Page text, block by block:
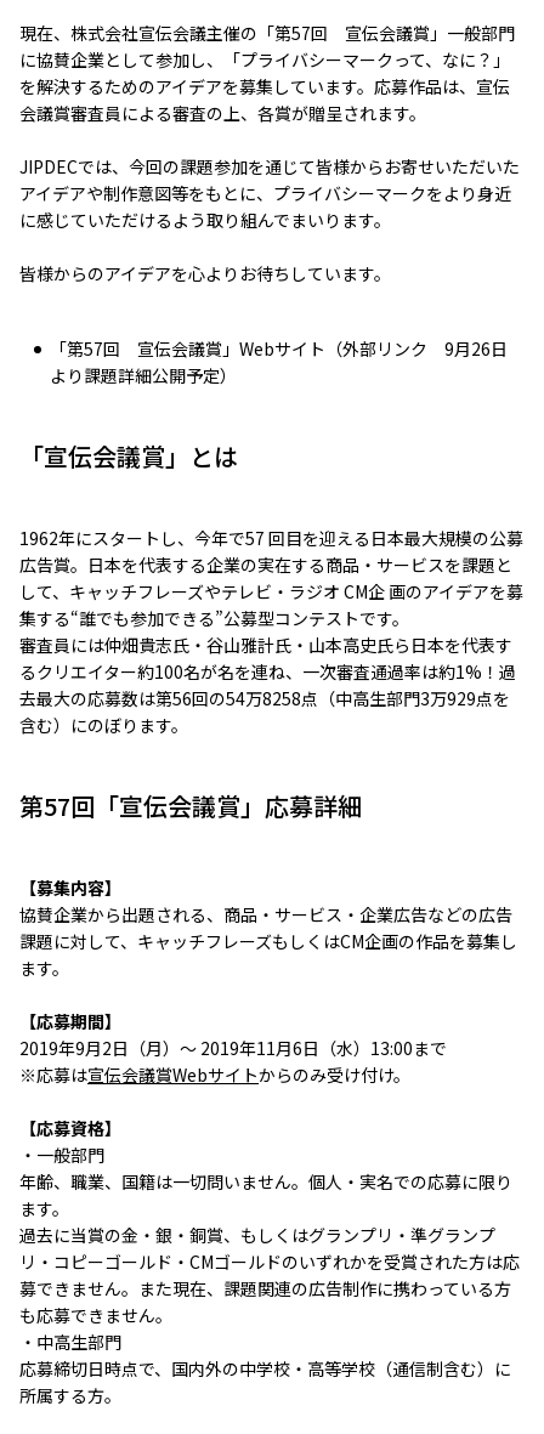
現在、株式会社宣伝会議主催の「第57回 宣伝会議賞」一般部門
に協賛企業として参加し、「プライバシーマークって、なに？」
を解決するためのアイデアを募集しています。応募作品は、宣伝
会議賞審査員による審査の上、各賞が贈呈されます。
JIPDECでは、今回の課題参加を通じて皆様からお寄せいただいた
アイデアや制作意図等をもとに、プライバシーマークをより身近
に感じていただけるよう取り組んでまいります。
皆様からのアイデアを心よりお待ちしています。
「第57回 宣伝会議賞」Webサイト（外部リンク 9月26日
より課題詳細公開予定）
「宣伝会議賞」とは
1962年にスタートし、今年で57 回目を迎える日本最大規模の公募
広告賞。日本を代表する企業の実在する商品・サービスを課題と
して、キャッチフレーズやテレビ・ラジオ CM企 画のアイデアを募
集する“誰でも参加できる”公募型コンテストです。
審査員には仲畑貴志氏・谷山雅計氏・山本高史氏ら日本を代表す
るクリエイター約100名が名を連ね、一次審査通過率は約1%！過
去最大の応募数は第56回の54万8258点（中高生部門3万929点を
含む）にのぼります。
第57回「宣伝会議賞」応募詳細
【募集内容】
協賛企業から出題される、商品・サービス・企業広告などの広告
課題に対して、キャッチフレーズもしくはCM企画の作品を募集し
ます。
【応募期間】
2019年9月2日（月）～ 2019年11月6日（水）13:00まで
※応募は宣伝会議賞Webサイトからのみ受け付け。
【応募資格】
・一般部門
年齢、職業、国籍は一切問いません。個人・実名での応募に限り
ます。
過去に当賞の金・銀・銅賞、もしくはグランプリ・準グランプ
リ・コピーゴールド・CMゴールドのいずれかを受賞された方は応
募できません。また現在、課題関連の広告制作に携わっている方
も応募できません。
・中高生部門
応募締切日時点で、国内外の中学校・高等学校（通信制含む）に
所属する方。